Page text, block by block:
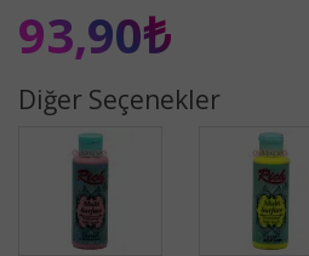
93,90₺
Diğer Seçenekler